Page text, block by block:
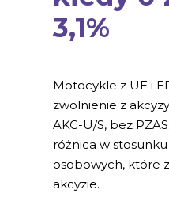
3,1%
Motocykle z UE i
zwolnienie z
AKC-U/S, bez
różnica w
osobowych, które
akcyzie.